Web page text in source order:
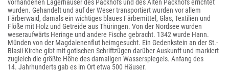
vorhandenen Lagerhäuser des Packhofs und des Alten Packhofs errichtet
wurden. Gehandelt und auf der Weser transportiert wurden vor allem
Färberwaid, damals ein wichtiges blaues Färbemittel, Glas, Textilien und
Flöße mit Holz und Getreide aus Thüringen. Von der Nordsee wurden
weseraufwärts Heringe und andere Fische gebracht. 1342 wurde Hann.
Münden von der Magdalenenflut heimgesucht. Ein Gedenkstein an der St.-
Blasii-Kirche gibt mit gotischen Schriftzügen darüber Auskunft und markiert
zugleich die größte Höhe des damaligen Wasserspiegels. Anfang des
14. Jahrhunderts gab es im Ort etwa 500 Häuser.